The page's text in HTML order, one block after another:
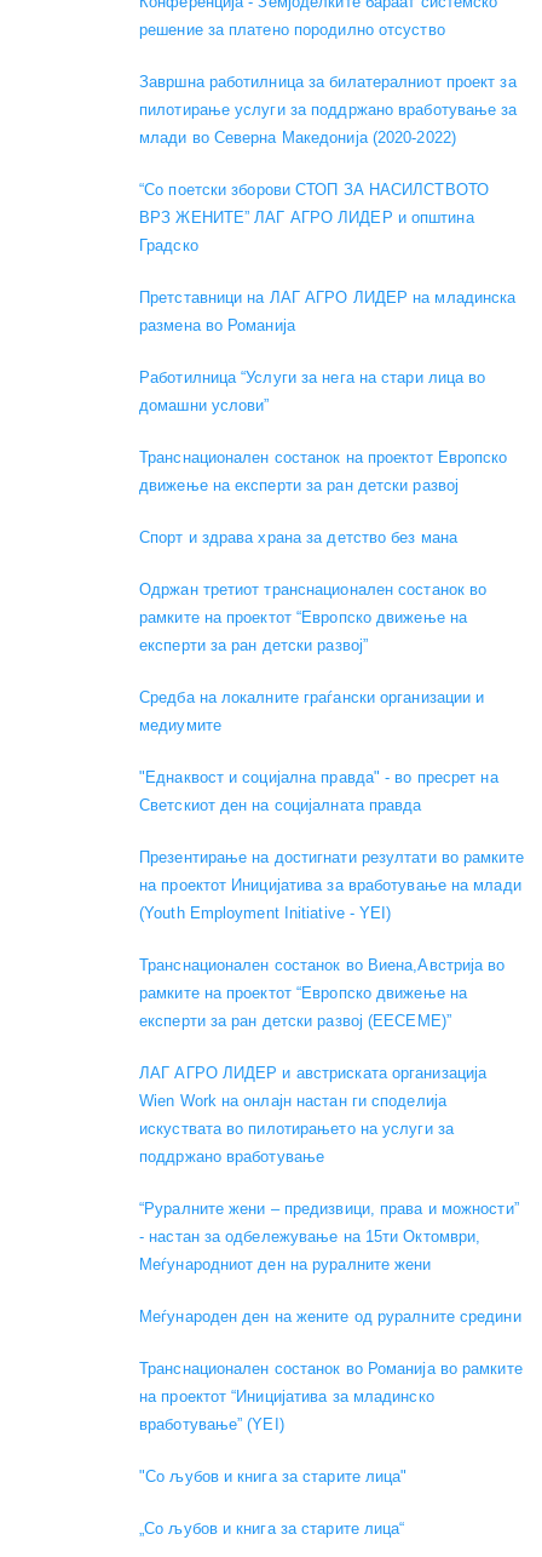
решение за платено породилно отсуство
Завршна работилница за билатералниот проект за
пилотирање услуги за поддржано вработување за
млади во Северна Македонија (2020-2022)
“Со поетски зборови СТОП ЗА НАСИЛСТВОТО
ВРЗ ЖЕНИТЕ” ЛАГ АГРО ЛИДЕР и општина
Градско
Претставници на ЛАГ АГРО ЛИДЕР на младинска
размена во Романија
Работилница “Услуги за нега на стари лица во
домашни услови”
Транснационален состанок на проектот Европско
движење на експерти за ран детски развој
Спорт и здрава храна за детство без мана
Одржан третиот транснационален состанок во
рамките на проектот “Европско движење на
експерти за ран детски развој”
Средба на локалните граѓански организации и
медиумите
"Еднаквост и социјална правда" - во пресрет на
Светскиот ден на социјалната правда
Презентирање на достигнати резултати во рамките
на проектот Иницијатива за вработување на млади
(Youth Employment Initiative - YEI)
Транснационален состанок во Виена,Австрија во
рамките на проектот “Европско движење на
експерти за ран детски развој (EECEME)”
ЛАГ АГРО ЛИДЕР и австриската организација
Wien Work на онлајн настан ги споделија
искуствата во пилотирањето на услуги за
поддржано вработување
“Руралните жени – предизвици, права и можности”
- настан за одбележување на 15ти Октомври,
Меѓународниот ден на руралните жени
Меѓународен ден на жените од руралните средини
Транснационален состанок во Романија во рамките
на проектот “Иницијатива за младинско
вработување” (YEI)
"Со љубов и книга за старите лица"
„Со љубов и книга за старите лица“